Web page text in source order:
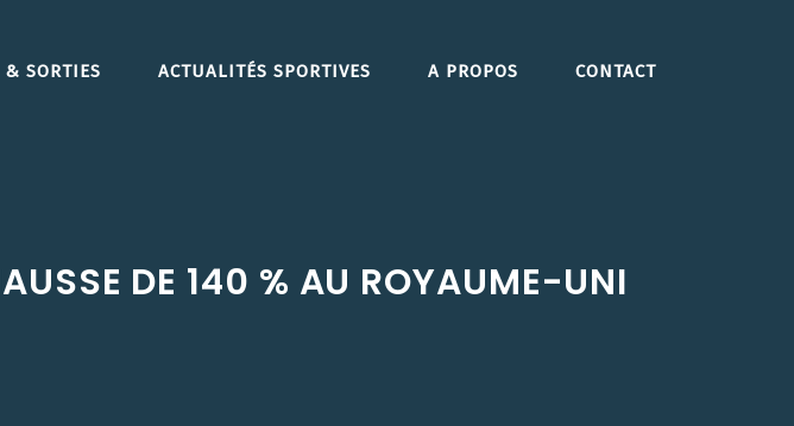
SORTIES ACTUALITÉS SPORTIVES A PROPOS CONTACT
DE 140 % AU ROYAUME-UNI